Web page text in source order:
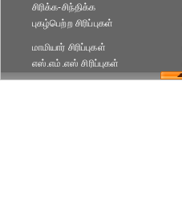
சிரிக்க-சிந்திக்க
புகழ்பெற்ற சிரிப்புகள்
மாமியார் சிரிப்புகள்
எஸ்.எம்.எஸ் சிரிப்புகள்